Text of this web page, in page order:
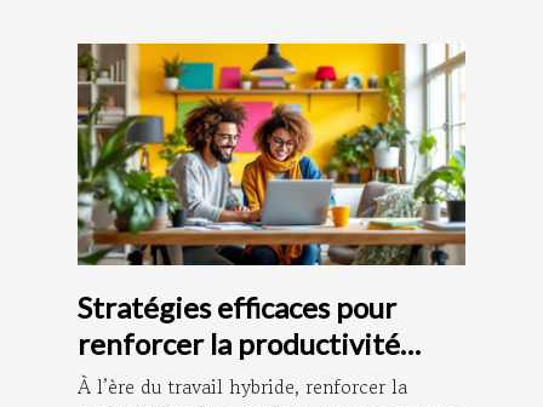
Stratégies efficaces pour
renforcer la productivité
d’équipe à distance
À l’ère du travail hybride, renforcer la